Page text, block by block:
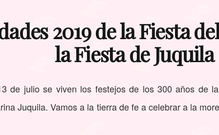
2019 de la Fiesta
la Fiesta de
de julio se viven los festejos de los 300 años de
Juquila. Vamos a la tierra de fe a celebrar a la